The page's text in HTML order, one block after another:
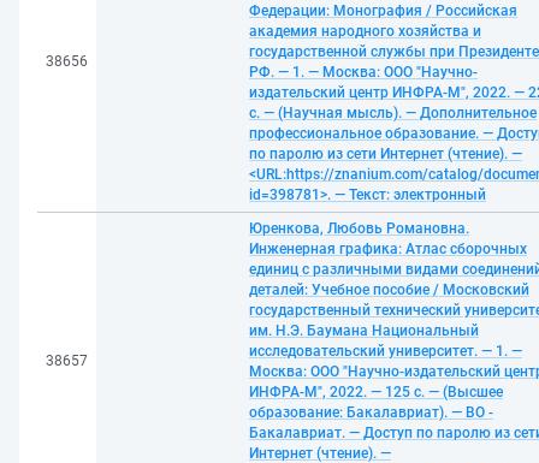
38656
Федерации: Монография / Российская
академия народного хозяйства и
государственной службы при Президенте
РФ. — 1. — Москва: ООО "Научно-
издательский центр ИНФРА-М", 2022. —
с. — (Научная мысль). — Дополнительное
профессиональное образование. —
по паролю из сети Интернет (чтение). —
<URL:https://znanium.com/catalog/
id=398781>. — Текст: электронный
38657
Юренкова, Любовь Романовна.
Инженерная графика: Атлас сборочных
единиц с различными видами
деталей: Учебное пособие / Московский
государственный технический
им. Н.Э. Баумана Национальный
исследовательский университет. — 1. —
Москва: ООО "Научно-издательский
ИНФРА-М", 2022. — 125 с. — (Высшее
образование: Бакалавриат). — ВО -
Бакалавриат. — Доступ по паролю из
Интернет (чтение). —